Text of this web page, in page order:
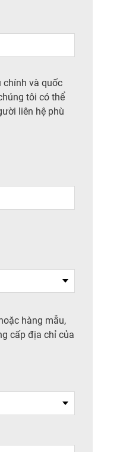
và quốc
tôi có thể
liên hệ phù
hàng mẫu,
cấp địa chỉ của